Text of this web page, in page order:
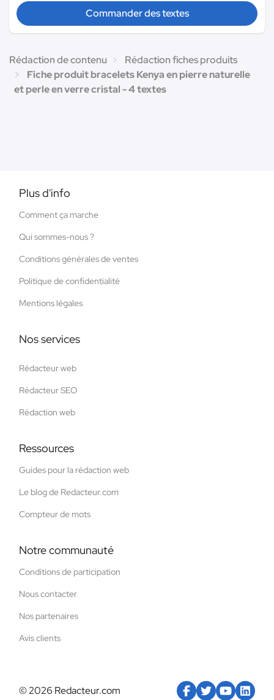
Commander des textes
Rédaction de contenu
Rédaction fiches produits
Fiche produit bracelets Kenya en pierre naturelle
et perle en verre cristal - 4 textes
Plus d'info
Comment ça marche
Qui sommes-nous ?
Conditions générales de ventes
Politique de confidentialité
Mentions légales
Nos services
Rédacteur web
Rédacteur SEO
Rédaction web
Ressources
Guides pour la rédaction web
Le blog de Redacteur.com
Compteur de mots
Notre communauté
Conditions de participation
Nous contacter
Nos partenaires
Avis clients
© 2026 Redacteur.com